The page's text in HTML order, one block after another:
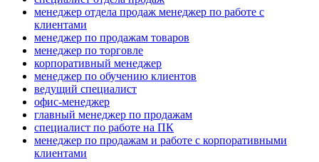
менеджер отдела продаж менеджер по работе с
клиентами
менеджер по продажам товаров
менеджер по торговле
корпоративный менеджер
менеджер по обучению клиентов
ведущий специалист
офис-менеджер
главный менеджер по продажам
специалист по работе на ПК
менеджер по продажам и работе с корпоративными
клиентами